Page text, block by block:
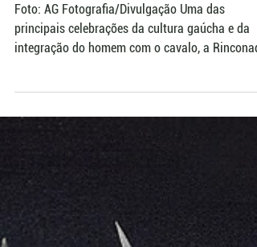
cena cultural na Rinconada
2025
integração do homem com o cavalo, a